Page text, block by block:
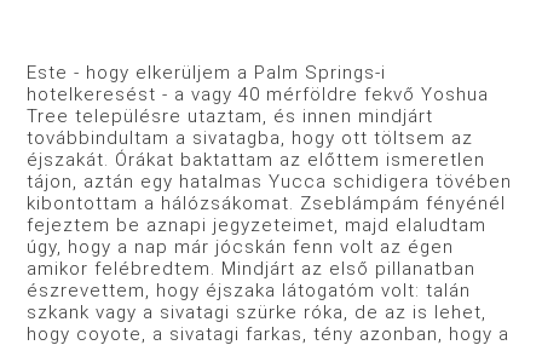
Este - hogy elkerüljem a Palm Springs-i
hotelkeresést - a vagy 40 mérföldre fekvő Yoshua
Tree településre utaztam, és innen mindjárt
továbbindultam a sivatagba, hogy ott töltsem az
éjszakát. Órákat baktattam az előttem ismeretlen
tájon, aztán egy hatalmas Yucca schidigera tövében
kibontottam a háló­zsákomat. Zseblámpám fényénél
fejeztem be aznapi jegyze­teimet, majd elaludtam
úgy, hogy a nap már jócskán fenn volt az égen
amikor felébredtem. Mindjárt az első pillanatban
ész­revettem, hogy éjszaka látogatóm volt: talán
szkank vagy a sivatagi szürke róka, de az is lehet,
hogy coyote, a sivatagi farkas, tény azonban, hogy a